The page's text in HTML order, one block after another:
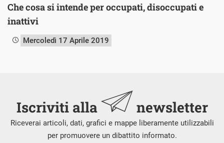
Che cosa si intende per occupati, disoccupati e
inattivi
Mercoledì 17 Aprile 2019
Iscriviti alla newsletter
Riceverai articoli, dati, grafici e mappe liberamente utilizzabili
per promuovere un dibattito informato.